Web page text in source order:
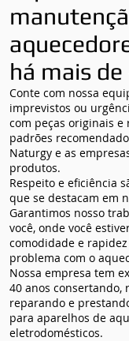
há mais
Conte com nossa
imprevistos ou
com peças originais e
padrões
Naturgy e as
produtos.
Respeito e eficiência
que se destacam em
Garantimos nosso
você, onde você
comodidade e
problema com o
Nossa empresa tem
40 anos consertando,
reparando e
para aparelhos de
eletrodomésticos.